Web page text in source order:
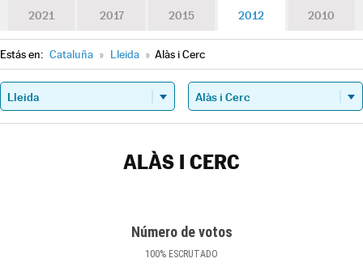
2021 2017 2015 2012 2010
Estás en: Cataluña » Lleida » Alàs i Cerc
ALÀS I CERC
Número de votos
100% ESCRUTADO